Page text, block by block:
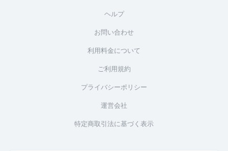
ヘルプ
お問い合わせ
利用料金について
ご利用規約
プライバシーポリシー
運営会社
特定商取引法に基づく表示